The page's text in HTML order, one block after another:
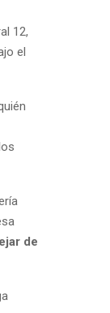
12,
el
de